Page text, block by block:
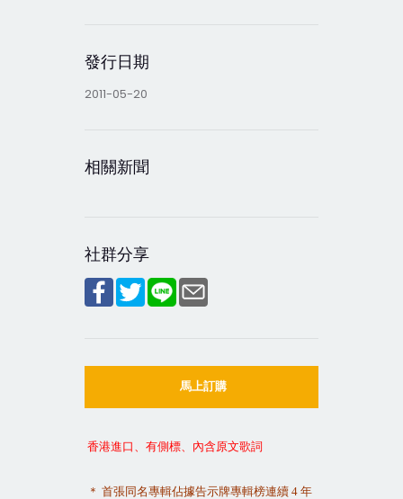
發行日期
2011-05-20
相關新聞
社群分享
馬上訂購
香港進口、有側標、內含原文歌詞
＊ 首張同名專輯佔據告示牌專輯榜連續 4 年